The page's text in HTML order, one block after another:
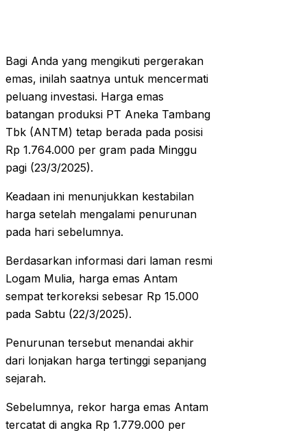
Bagi Anda yang mengikuti pergerakan
emas, inilah saatnya untuk mencermati
peluang investasi. Harga emas
batangan produksi PT Aneka Tambang
Tbk (ANTM) tetap berada pada posisi
Rp 1.764.000 per gram pada Minggu
pagi (23/3/2025).
Keadaan ini menunjukkan kestabilan
harga setelah mengalami penurunan
pada hari sebelumnya.
Berdasarkan informasi dari laman resmi
Logam Mulia, harga emas Antam
sempat terkoreksi sebesar Rp 15.000
pada Sabtu (22/3/2025).
Penurunan tersebut menandai akhir
dari lonjakan harga tertinggi sepanjang
sejarah.
Sebelumnya, rekor harga emas Antam
tercatat di angka Rp 1.779.000 per